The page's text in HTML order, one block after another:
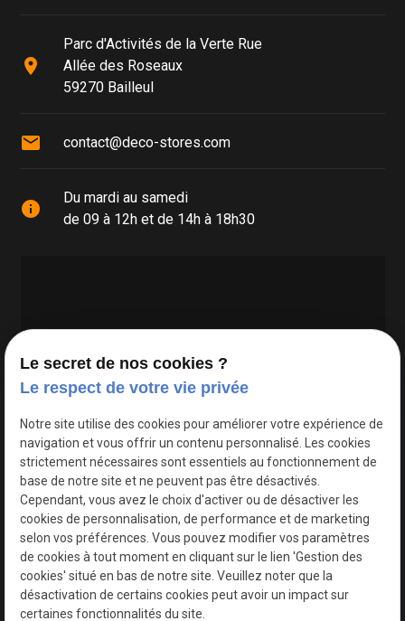
place
Parc d'Activités de la Verte Rue
Allée des Roseaux
59270 Bailleul
mail contact@deco-stores.com
info
Du mardi au samedi
de 09 à 12h et de 14h à 18h30
Google Maps Search API est désactivé.
Le secret de nos cookies ?
Le respect de votre vie privée
Notre site utilise des cookies pour améliorer votre expérience de
navigation et vous offrir un contenu personnalisé. Les cookies
strictement nécessaires sont essentiels au fonctionnement de
base de notre site et ne peuvent pas être désactivés.
Cependant, vous avez le choix d'activer ou de désactiver les
cookies de personnalisation, de performance et de marketing
selon vos préférences. Vous pouvez modifier vos paramètres
de cookies à tout moment en cliquant sur le lien 'Gestion des
cookies' situé en bas de notre site. Veuillez noter que la
désactivation de certains cookies peut avoir un impact sur
certaines fonctionnalités du site.